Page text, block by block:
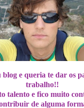
blog e queria te dar os
trabalho!!
talento e fico muito
de alguma